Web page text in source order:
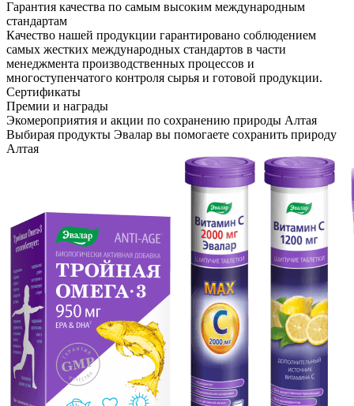
Гарантия качества по самым высоким международным
стандартам
Качество нашей продукции гарантировано соблюдением
самых жестких международных стандартов в части
менеджмента производственных процессов и
многоступенчатого контроля сырья и готовой продукции.
Сертификаты
Премии и награды
Экомероприятия и акции по сохранению природы Алтая
Выбирая продукты Эвалар вы помогаете сохранить природу
Алтая